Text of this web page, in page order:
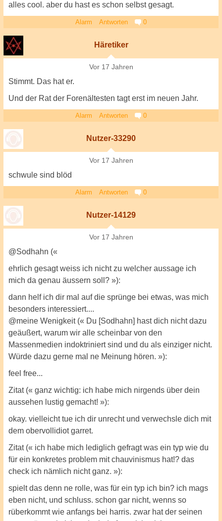
alles cool. aber du hast es schon selbst gesagt.
Alarm Antworten 0
Häretiker
Vor 17 Jahren
Stimmt. Das hat er.
Und der Rat der Forenältesten tagt erst im neuen Jahr.
Alarm Antworten 0
Nutzer-33290
Vor 17 Jahren
schwule sind blöd
Alarm Antworten 0
Nutzer-14129
Vor 17 Jahren
@Sodhahn («
ehrlich gesagt weiss ich nicht zu welcher aussage ich
mich da genau äussern soll? »):
dann helf ich dir mal auf die sprünge bei etwas, was mich
besonders interessiert....
@meine Wenigkeit (« Du [Sodhahn] hast dich nicht dazu
geäußert, warum wir alle scheinbar von den
Massenmedien indoktriniert sind und du als einziger nicht.
Würde dazu gerne mal ne Meinung hören. »):
feel free...
Zitat (« ganz wichtig: ich habe mich nirgends über dein
aussehen lustig gemacht! »):
okay. vielleicht tue ich dir unrecht und verwechsle dich mit
dem obervollidiot garret.
Zitat (« ich habe mich lediglich gefragt was ein typ wie du
für ein konkretes problem mit chauvinismus hat!? das
check ich nämlich nicht ganz. »):
spielt das denn ne rolle, was für ein typ ich bin? ich mags
eben nicht, und schluss. schon gar nicht, wenns so
rüberkommt wie anfangs bei harris. zwar hat der seinen